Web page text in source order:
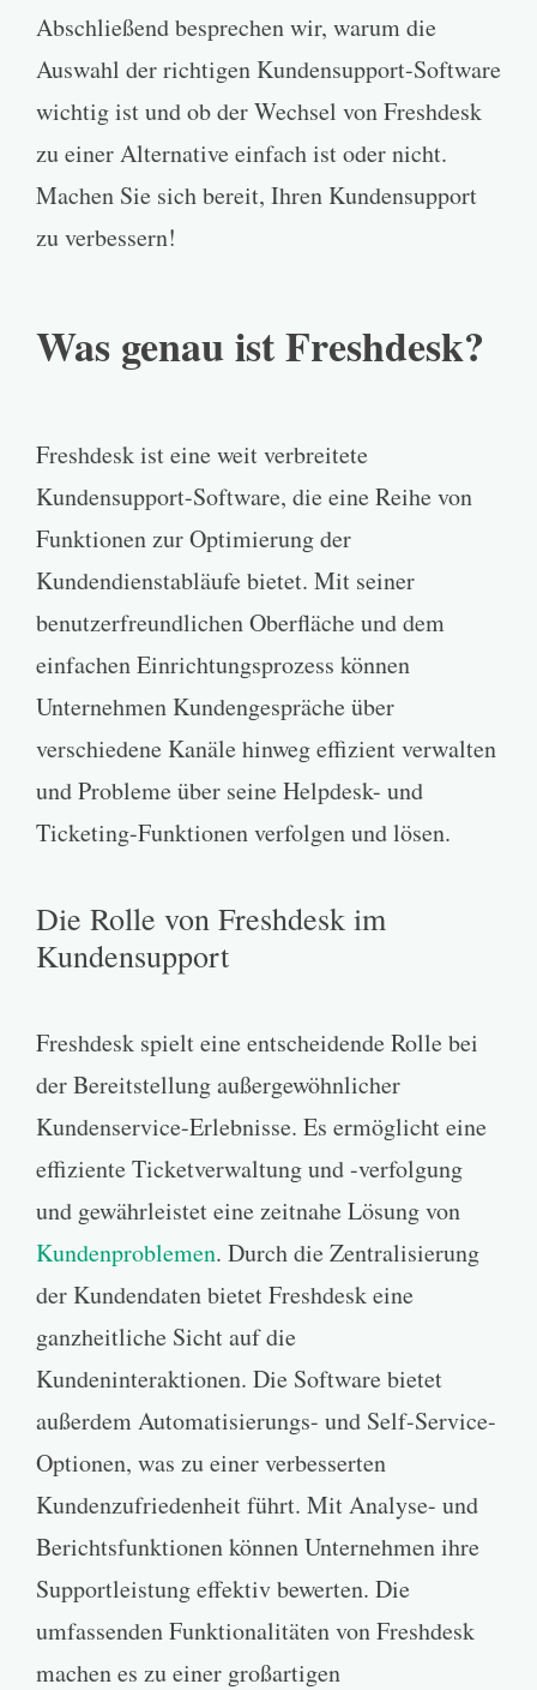
Abschließend besprechen wir, warum die
Auswahl der richtigen Kundensupport-Software
wichtig ist und ob der Wechsel von Freshdesk
zu einer Alternative einfach ist oder nicht.
Machen Sie sich bereit, Ihren Kundensupport
zu verbessern!
Was genau ist Freshdesk?
Freshdesk ist eine weit verbreitete
Kundensupport-Software, die eine Reihe von
Funktionen zur Optimierung der
Kundendienstabläufe bietet. Mit seiner
benutzerfreundlichen Oberfläche und dem
einfachen Einrichtungsprozess können
Unternehmen Kundengespräche über
verschiedene Kanäle hinweg effizient verwalten
und Probleme über seine Helpdesk- und
Ticketing-Funktionen verfolgen und lösen.
Die Rolle von Freshdesk im
Kundensupport
Freshdesk spielt eine entscheidende Rolle bei
der Bereitstellung außergewöhnlicher
Kundenservice-Erlebnisse. Es ermöglicht eine
effiziente Ticketverwaltung und -verfolgung
und gewährleistet eine zeitnahe Lösung von
Kundenproblemen. Durch die Zentralisierung
der Kundendaten bietet Freshdesk eine
ganzheitliche Sicht auf die
Kundeninteraktionen. Die Software bietet
außerdem Automatisierungs- und Self-Service-
Optionen, was zu einer verbesserten
Kundenzufriedenheit führt. Mit Analyse- und
Berichtsfunktionen können Unternehmen ihre
Supportleistung effektiv bewerten. Die
umfassenden Funktionalitäten von Freshdesk
machen es zu einer großartigen